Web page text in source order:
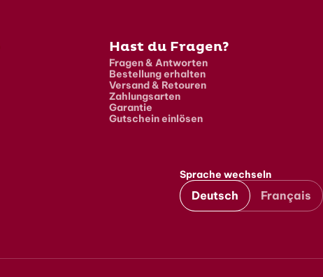
Hast du Fragen?
Fragen & Antworten
Bestellung erhalten
Versand & Retouren
Zahlungsarten
Garantie
Gutschein einlösen
Sprache wechseln
Deutsch Français